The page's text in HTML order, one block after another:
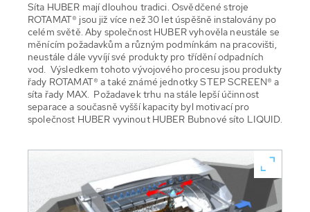
Síta HUBER mají dlouhou tradici. Osvědčené stroje
ROTAMAT® jsou již více než 30 let úspěšně instalovány po
celém světě. Aby společnost HUBER vyhověla neustále se
měnícím požadavkům a různým podmínkám na pracovišti,
neustále dále vyvíjí své produkty pro třídění odpadních
vod. Výsledkem tohoto vývojového procesu jsou produkty
řady ROTAMAT® a také známé jednotky STEP SCREEN® a
síta řady MAX. Požadavek trhu na stále lepší účinnost
separace a současně vyšší kapacity byl motivací pro
společnost HUBER vyvinout HUBER Bubnové síto LIQUID.